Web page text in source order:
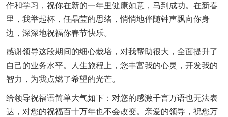
作和学习，祝你在新的一年里健康如意，马到成功。在新春
里，我举起杯，任晶莹的思绪，悄悄地伴随钟声飘向你身
边，深深地祝福你春节快乐。
感谢领导这段期间的细心栽培，对我帮助很大，全面提升了
自己的业务水平。人生旅程上，您丰富我的心灵，开发我的
智力，为我点燃了希望的光芒。
给领导祝福语简单大气如下：对您的感激千言万语也无法表
达，对您的祝福百十万年也不会改变。亲爱的领导，祝您万